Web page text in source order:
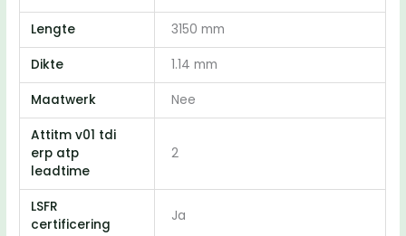
Lengte 3150 mm
Dikte 1.14 mm
Maatwerk Nee
Attitm v01 tdi
erp atp
leadtime
2
LSFR
certificering
Ja